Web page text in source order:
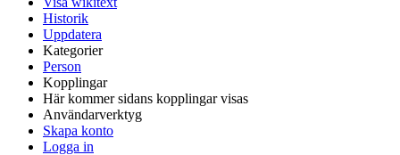
Historik
Uppdatera
Kategorier
Person
Kopplingar
Här kommer sidans kopplingar visas
Användarverktyg
Skapa konto
Logga in